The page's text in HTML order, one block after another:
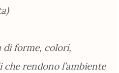
di forme, colori,
rendono l’ambiente